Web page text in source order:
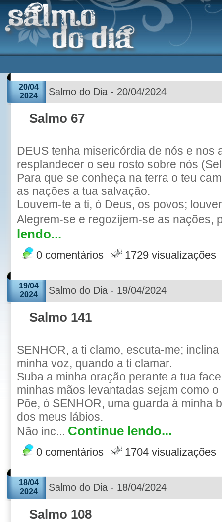
20/04
2024
Salmo do Dia - 20/04/2024
Salmo 67
DEUS tenha misericórdia de nós e nos
resplandecer o seu rosto sobre nós
Para que se conheça na terra o teu
as nações a tua salvação.
Louvem-te a ti, ó Deus, os povos;
Alegrem-se e regozijem-se as nações,
lendo...
0 comentários 1729 visualizações
19/04
2024
Salmo do Dia - 19/04/2024
Salmo 141
SENHOR, a ti clamo, escuta-me;
minha voz, quando a ti clamar.
Suba a minha oração perante a tua
minhas mãos levantadas sejam como
Põe, ó SENHOR, uma guarda à minha
dos meus lábios.
Não inc... Continue lendo...
0 comentários 1704 visualizações
18/04
2024
Salmo do Dia - 18/04/2024
Salmo 108